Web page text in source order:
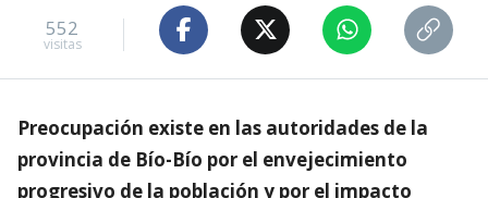
552
visitas
Preocupación existe en las autoridades de la
provincia de Bío-Bío por el envejecimiento
progresivo de la población y por el impacto